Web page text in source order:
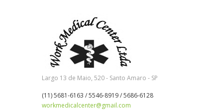
Largo 13 de Maio, 520 - Santo Amaro - SP
(11) 5681-6163 / 5546-8919 / 5686-6128
workmedicalcenter@gmail.com